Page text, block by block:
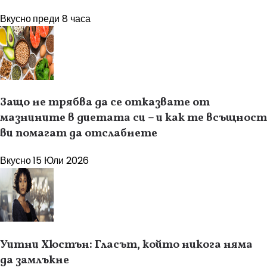
Вкуснопреди 8 часа
Защо не трябва да се отказвате от
мазнините в диетата си – и как те всъщност
ви помагат да отслабнете
Вкусно15 Юли 2026
Уитни Хюстън: Гласът, който никога няма
да замлъкне